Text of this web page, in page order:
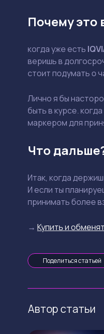
Почему это
когда уже есть
веришь в
стоит подумать о
Лично я бы
быть в курсе.
маркером для
Что
Итак, когда
И если ты
принимать более
→ Купить и
Поделиться статьей
Автор статьи